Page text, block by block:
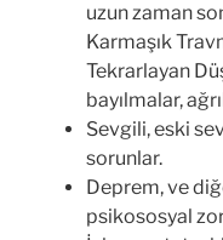
uzun zaman
Karmaşık
Tekrarlayan
bayılmalar,
Sevgili, eski
sorunlar.
Deprem, ve
psikososyal